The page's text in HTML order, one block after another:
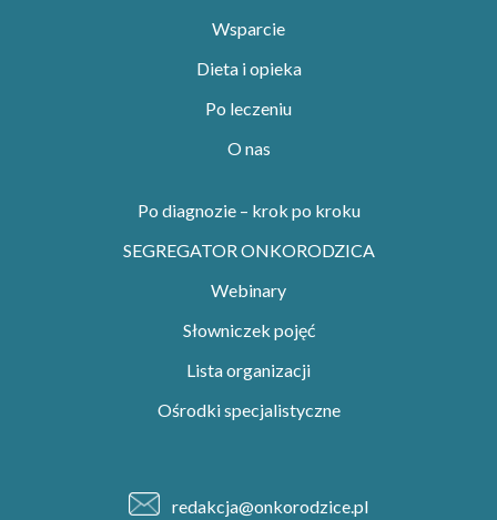
Wsparcie
Dieta i opieka
Po leczeniu
O nas
Po diagnozie – krok po kroku
SEGREGATOR ONKORODZICA
Webinary
Słowniczek pojęć
Lista organizacji
Ośrodki specjalistyczne
redakcja@onkorodzice.pl